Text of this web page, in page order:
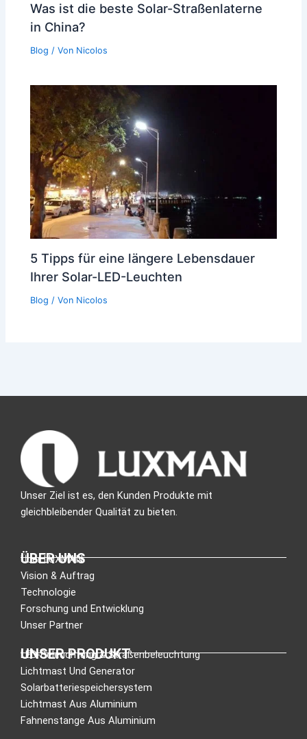
Was ist die beste Solar-Straßenlaterne
in China?
Blog / Von Nicolos
5 Tipps für eine längere Lebensdauer
Ihrer Solar-LED-Leuchten
Blog / Von Nicolos
Unser Ziel ist es, den Kunden Produkte mit
gleichbleibender Qualität zu bieten.
ÜBER UNS
Über LUXMAN
Vision & Auftrag
Technologie
Forschung und Entwicklung
Unser Partner
UNSER PRODUKT
LED-Beleuchtung & Straßenbeleuchtung
Lichtmast Und Generator
Solarbatteriespeichersystem
Lichtmast Aus Aluminium
Fahnenstange Aus Aluminium